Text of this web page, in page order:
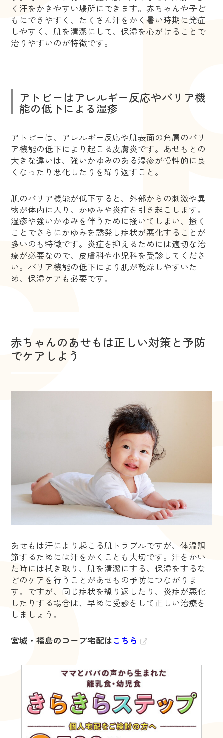
く汗をかきやすい場所にできます。赤ちゃんや子ど
もにできやすく、たくさん汗をかく暑い時期に発症
しやすく、肌を清潔にして、保湿を心がけることで
治りやすいのが特徴です。
アトピーはアレルギー反応やバリア機
能の低下による湿疹
アトピーは、アレルギー反応や肌表面の角層のバリ
ア機能の低下により起こる皮膚炎です。あせもとの
大きな違いは、強いかゆみのある湿疹が慢性的に良
くなったり悪化したりを繰り返すこと。
肌のバリア機能が低下すると、外部からの刺激や異
物が体内に入り、かゆみや炎症を引き起こします。
湿疹や強いかゆみを伴うために掻いてしまい、掻く
ことでさらにかゆみを誘発し症状が悪化することが
多いのも特徴です。炎症を抑えるためには適切な治
療が必要なので、皮膚科や小児科を受診してくださ
い。バリア機能の低下により肌が乾燥しやすいた
め、保湿ケアも必要です。
赤ちゃんのあせもは正しい対策と予防
でケアしよう
あせもは汗により起こる肌トラブルですが、体温調
節するためには汗をかくことも大切です。汗をかい
た時には拭き取り、肌を清潔にする、保湿をするな
どのケアを行うことがあせもの予防につながりま
す。ですが、同じ症状を繰り返したり、炎症が悪化
したりする場合は、早めに受診をして正しい治療を
しましょう。
宮城・福島のコープ宅配はこちら